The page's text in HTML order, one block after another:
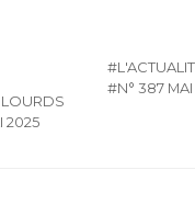
2025
#N° 387